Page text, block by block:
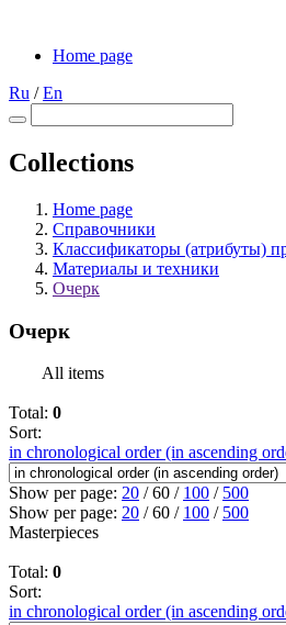
Home page
Ru /En
Collections
Home page
Справочники
Классификаторы (атрибуты)
Материалы и техники
Очерк
Очерк
All items
Total: 0
Sort:
in chronological order (in ascending
Show per page: 20 /60 / 100 / 500
Show per page: 20 /60 / 100 / 500
Masterpieces
Total: 0
Sort:
in chronological order (in ascending